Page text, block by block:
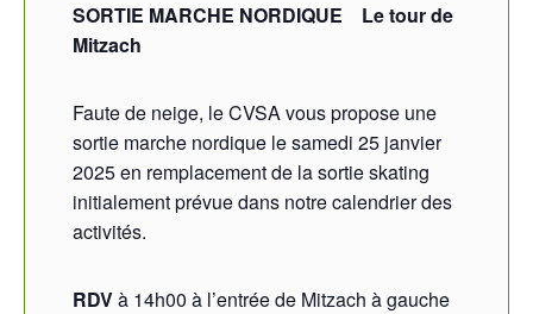
SORTIE MARCHE NORDIQUE
Le tour de
Mitzach
Faute de neige, le CVSA vous propose une
sortie marche nordique le samedi 25 janvier
2025 en remplacement de la sortie skating
initialement prévue dans notre calendrier des
activités.
RDVà 14h00 à l’entrée de Mitzach à gauche